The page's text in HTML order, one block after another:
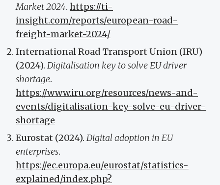
Market 2024. https://ti-
insight.com/reports/european-road-
freight-market-2024/
International Road Transport Union (IRU)
(2024). Digitalisation key to solve EU driver
shortage.
https://www.iru.org/resources/news-and-
events/digitalisation-key-solve-eu-driver-
shortage
Eurostat (2024). Digital adoption in EU
enterprises.
https://ec.europa.eu/eurostat/statistics-
explained/index.php?